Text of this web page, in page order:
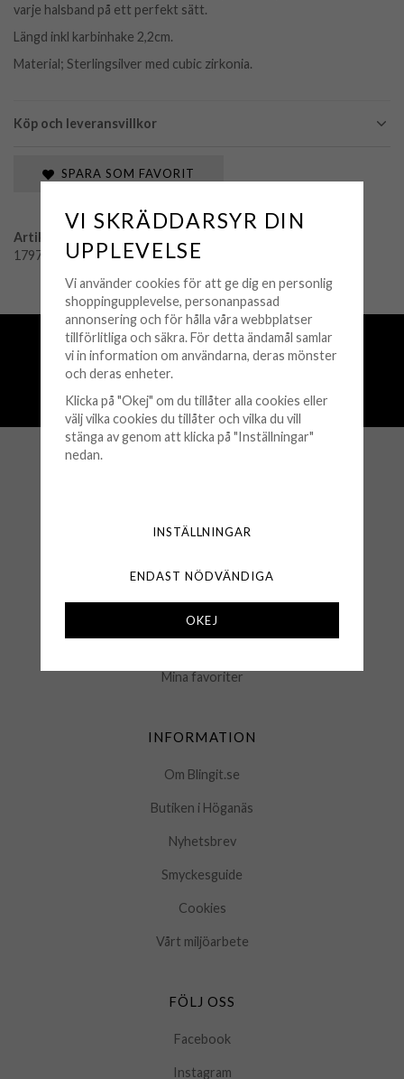
Köp och leveransvillkor
varje halsband på ett perfekt sätt.
Längd inkl karbinhake 2,2cm.
Material; Sterlingsilver med cubic zirkonia.
SPARA SOM FAVORIT
Artikelnummer:
1797-051-14
Fri frakt över 500 kr
Snabba leveranser (1-3 vardagar)
Öppet köp 30 dagar
Frågor & Svar
Kontakta oss
Mina favoriter
INFORMATION
Om Blingit.se
Butiken i Höganäs
Nyhetsbrev
Smyckesguide
Cookies
Vårt miljöarbete
FÖLJ OSS
Facebook
Instagram
VI SKRÄDDARSYR DIN
UPPLEVELSE
Vi använder cookies för att ge dig en personlig
shoppingupplevelse, personanpassad
annonsering och för hålla våra webbplatser
tillförlitliga och säkra. För detta ändamål samlar
vi in information om användarna, deras mönster
och deras enheter.
Klicka på "Okej" om du tillåter alla cookies eller
välj vilka cookies du tillåter och vilka du vill
stänga av genom att klicka på "Inställningar"
nedan.
INSTÄLLNINGAR
ENDAST NÖDVÄNDIGA
OKEJ